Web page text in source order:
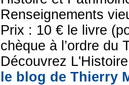
Renseignements
Prix : 10 € le livre
chèque à l’ordre du
Découvrez
le blog de Thierry